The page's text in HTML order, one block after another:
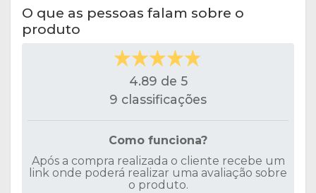
O que as pessoas falam sobre o
produto
4.89 de 5
9 classificações
Como funciona?
Após a compra realizada o cliente recebe um
link onde poderá realizar uma avaliação sobre
o produto.